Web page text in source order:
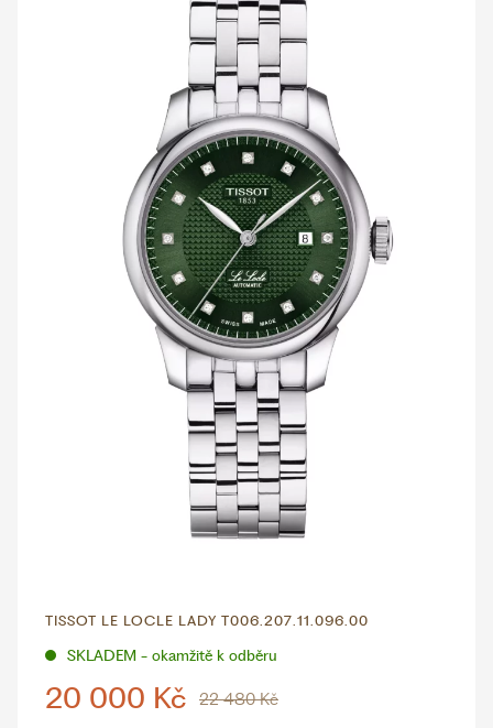
TISSOT LE LOCLE LADY T006.207.11.096.00
SKLADEM - okamžitě k odběru
20 000 Kč 22 480 Kč